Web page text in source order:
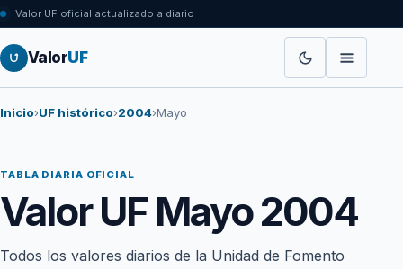
Valor UF oficial actualizado a diario
ValorUF
Inicio›UF histórico›2004›Mayo
TABLA DIARIA OFICIAL
Valor UF Mayo 2004
Todos los valores diarios de la Unidad de Fomento